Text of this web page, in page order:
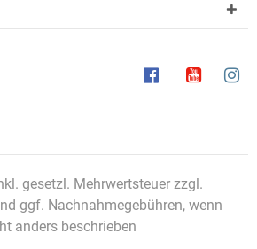
gesetzl. Mehrwertsteuer zzgl.
ggf. Nachnahmegebühren, wenn
anders beschrieben